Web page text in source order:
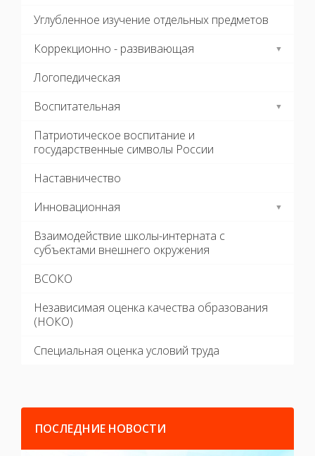
Углубленное изучение отдельных предметов
Коррекционно - развивающая
Логопедическая
Воспитательная
Патриотическое воспитание и
государственные символы России
Наставничество
Инновационная
Взаимодействие школы-интерната с
субъектами внешнего окружения
ВСОКО
Независимая оценка качества образования
(НОКО)
Специальная оценка условий труда
ПОСЛЕДНИЕ НОВОСТИ